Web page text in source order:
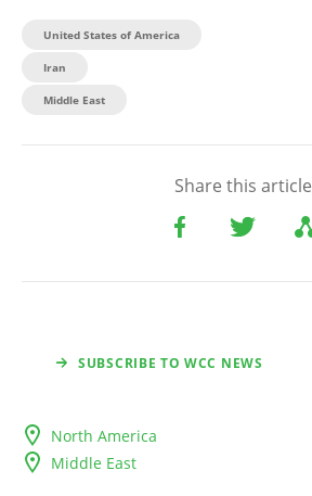
United States of America
Iran
Middle East
Share this article
SUBSCRIBE TO WCC NEWS
North America
Middle East